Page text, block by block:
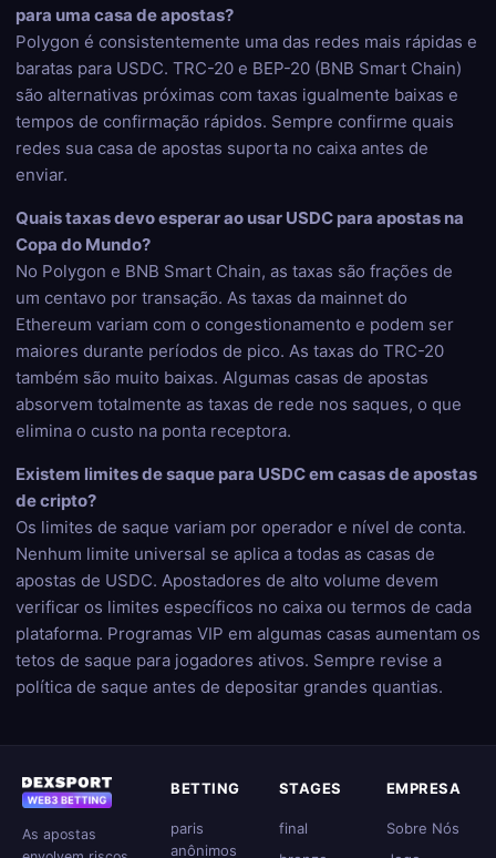
para uma casa de apostas?
Polygon é consistentemente uma das redes mais rápidas e
baratas para USDC. TRC-20 e BEP-20 (BNB Smart Chain)
são alternativas próximas com taxas igualmente baixas e
tempos de confirmação rápidos. Sempre confirme quais
redes sua casa de apostas suporta no caixa antes de
enviar.
Quais taxas devo esperar ao usar USDC para apostas na
Copa do Mundo?
No Polygon e BNB Smart Chain, as taxas são frações de
um centavo por transação. As taxas da mainnet do
Ethereum variam com o congestionamento e podem ser
maiores durante períodos de pico. As taxas do TRC-20
também são muito baixas. Algumas casas de apostas
absorvem totalmente as taxas de rede nos saques, o que
elimina o custo na ponta receptora.
Existem limites de saque para USDC em casas de apostas
de cripto?
Os limites de saque variam por operador e nível de conta.
Nenhum limite universal se aplica a todas as casas de
apostas de USDC. Apostadores de alto volume devem
verificar os limites específicos no caixa ou termos de cada
plataforma. Programas VIP em algumas casas aumentam os
tetos de saque para jogadores ativos. Sempre revise a
política de saque antes de depositar grandes quantias.
As apostas
BETTING
paris
anônimos
STAGES
final
EMPRESA
Sobre Nós